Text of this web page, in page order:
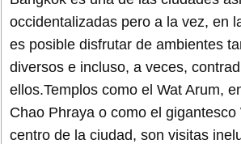
occidentalizadas pero a la vez, en
es posible disfrutar de ambientes
diversos e incluso, a veces,
ellos.Templos como el Wat Arum,
Chao Phraya o como el gigantesco
centro de la ciudad, son visitas